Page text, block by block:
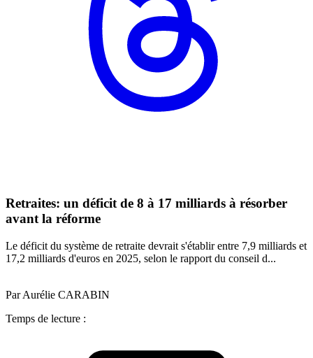
Retraites: un déficit de 8 à 17 milliards à résorber
avant la réforme
Le déficit du système de retraite devrait s'établir entre 7,9 milliards et
17,2 milliards d'euros en 2025, selon le rapport du conseil d...
Par Aurélie CARABIN
Temps de lecture :